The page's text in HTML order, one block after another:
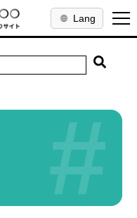
Lang
#